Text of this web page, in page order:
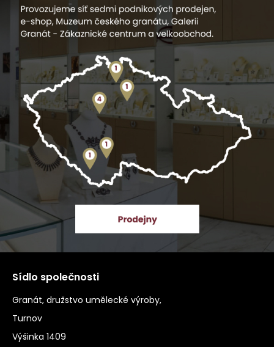
Sídlo společnosti
Granát, družstvo umělecké výroby,
Turnov
Výšinka 1409